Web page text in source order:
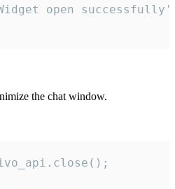
open
the chat window.